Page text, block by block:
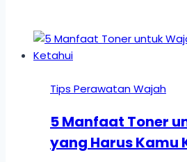
Tips Perawatan Wajah
5 Manfaat Toner
yang Harus Kamu